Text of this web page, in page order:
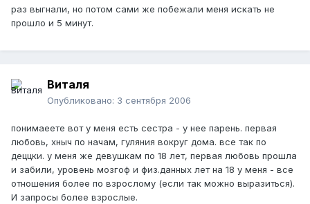
раз выгнали, но потом сами же побежали меня искать не
прошло и 5 минут.
Виталя
Опубликовано: 3 сентября 2006
понимаеете вот у меня есть сестра - у нее парень. первая
любовь, хныч по начам, гуляния вокруг дома. все так по
деццки. у меня же девушкам по 18 лет, первая любовь прошла
и забили, уровень мозгоф и физ.данных лет на 18 у меня - все
отношения более по взрослому (если так можно выразиться).
И запросы более взрослые.